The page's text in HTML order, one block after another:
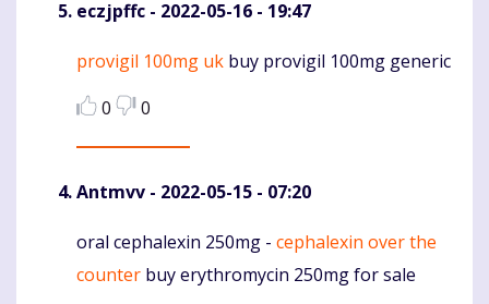
eczjpffc - 2022-05-16 - 19:47
Komentaras
provigil 100mg uk buy provigil 100mg generic
0
0
Antmvv - 2022-05-15 - 07:20
Komentaras
oral cephalexin 250mg - cephalexin over the
counter buy erythromycin 250mg for sale